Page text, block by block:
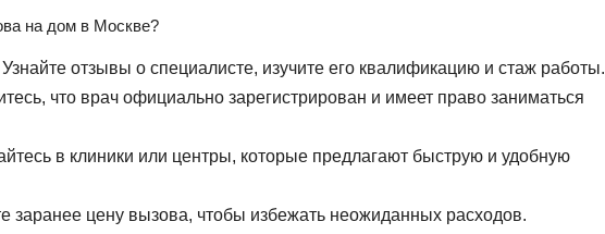
на дом в Москве?
отзывы о специалисте, изучите его квалификацию и стаж работы.
что врач официально зарегистрирован и имеет право заниматься
в клиники или центры, которые предлагают быструю и удобную
заранее цену вызова, чтобы избежать неожиданных расходов.